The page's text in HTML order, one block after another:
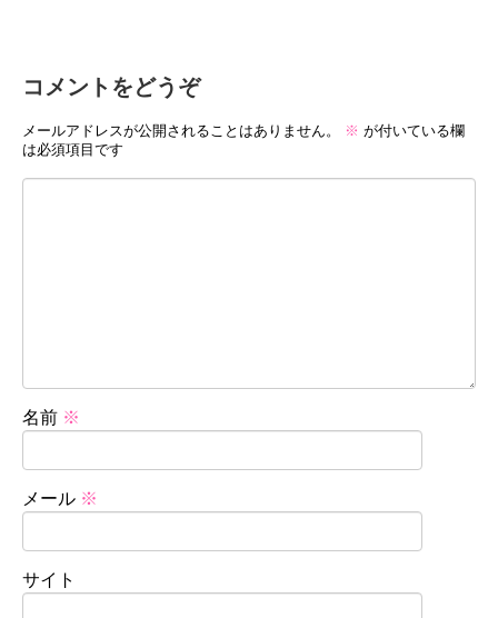
コメントをどうぞ
メールアドレスが公開されることはありません。 ※ が付いている欄
は必須項目です
名前 ※
メール ※
サイト